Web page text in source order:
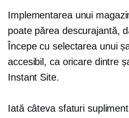
Implementarea unui
poate părea descurajantă,
Începe cu selectarea unui
accesibil, ca oricare dintre
Instant Site.
Iată câteva sfaturi